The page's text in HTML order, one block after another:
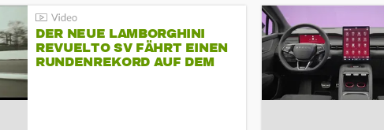
DER NEUE LAMBORGHINI
REVUELTO SV FÄHRT EINEN
RUNDENREKORD AUF DEM